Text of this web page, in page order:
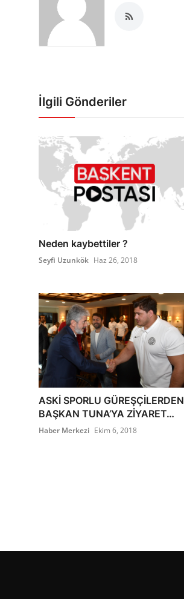
İlgili Gönderiler
Neden kaybettiler ?
Seyfi Uzunkök Haz 26, 2018
ASKİ SPORLU GÜREŞÇİLERDEN
BAŞKAN TUNA’YA ZİYARET…
Haber Merkezi Ekim 6, 2018